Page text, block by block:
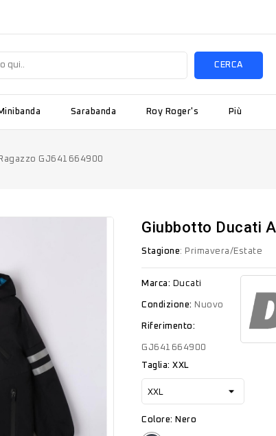
CERCA
Sarabanda Roy Roger's Più
GJ641664900
Giubbotto Ducati
Stagione: Primavera/Estate
Marca: Ducati
Condizione: Nuovo
Riferimento:
GJ641664900
Taglia: XXL
Colore: Nero